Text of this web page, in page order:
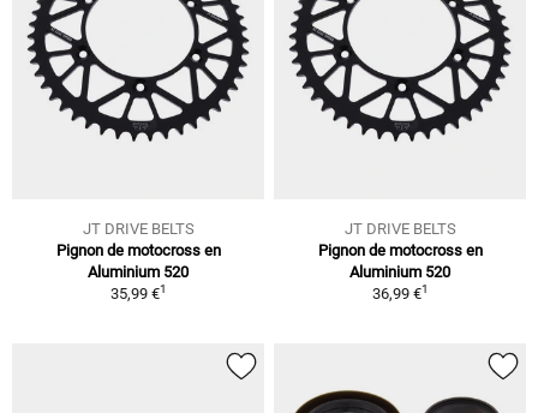
JT DRIVE BELTS
Pignon de motocross en
Aluminium 520
35,99 €1
JT DRIVE BELTS
Pignon de motocross en
Aluminium 520
36,99 €1